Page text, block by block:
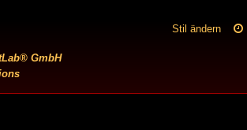
Stil ändern
GmbH